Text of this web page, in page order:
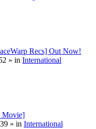
Recs] Out Now!
» in International
Movie]
» in International